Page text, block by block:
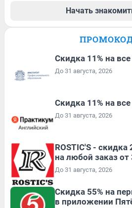
Начать
Скидка 11% на
До 31 августа, 2026
Скидка 11% на
До 31 августа, 2026
ROSTIC'S -
на любой заказ
До 31 августа, 2026
Скидка 55% на
в приложении